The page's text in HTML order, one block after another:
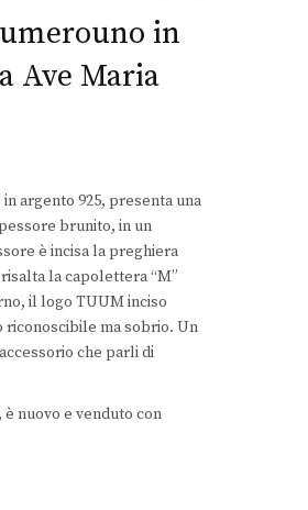
in
Ave Maria
argento 925, presenta una
brunito, in un
è incisa la preghiera
la capolettera “M”
il logo TUUM inciso
ma sobrio. Un
che parli di
nuovo e venduto con